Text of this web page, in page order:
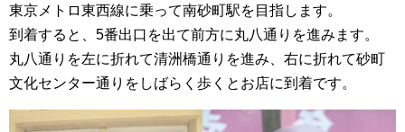
東京メトロ東西線に乗って南砂町駅を目指します。
到着すると、5番出口を出て前方に丸八通りを進みます。
丸八通りを左に折れて清洲橋通りを進み、右に折れて砂町
文化センター通りをしばらく歩くとお店に到着です。